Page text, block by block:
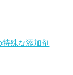
殊な添加剤